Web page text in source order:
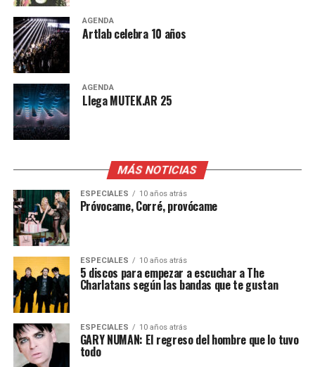
AGENDA
Artlab celebra 10 años
AGENDA
Llega MUTEK.AR 25
MÁS NOTICIAS
ESPECIALES 10 años atrás
Próvocame, Corré, provócame
ESPECIALES 10 años atrás
5 discos para empezar a escuchar a The
Charlatans según las bandas que te gustan
ESPECIALES 10 años atrás
GARY NUMAN: El regreso del hombre que lo tuvo
todo